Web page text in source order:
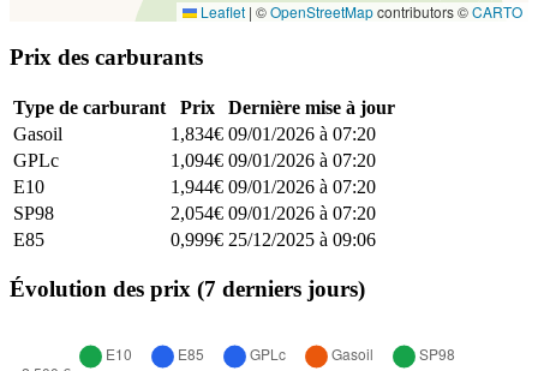
Leaflet | ©OpenStreetMapcontributors ©CARTO
Prix des carburants
Type de carburant Prix
Dernière mise à jour
Gasoil
1,834€ 09/01/2026 à 07:20
GPLc
1,094€ 09/01/2026 à 07:20
E10
1,944€ 09/01/2026 à 07:20
SP98
2,054€ 09/01/2026 à 07:20
E85
0,999€ 25/12/2025 à 09:06
Évolution des prix (7 derniers jours)